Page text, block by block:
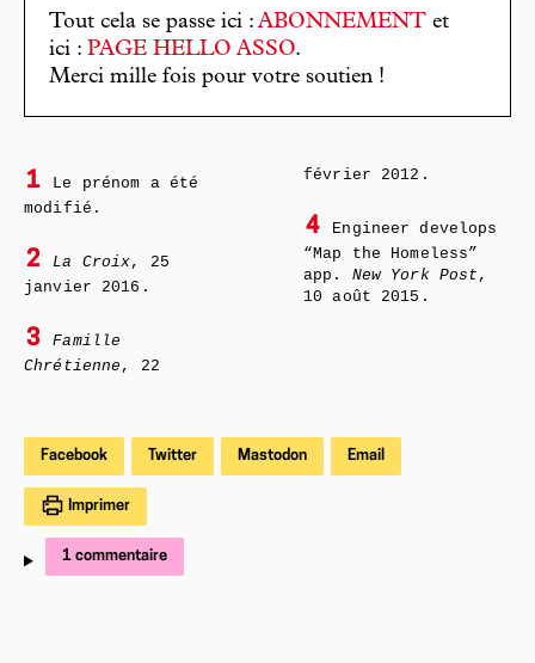
Tout cela se passe ici : ABONNEMENT et
ici : PAGE HELLO ASSO.
Merci mille fois pour votre soutien !
1
Le prénom a été
modifié.
2 La Croix, 25
janvier 2016.
3
Famille
Chrétienne , 22
février 2012.
4
Engineer develops
“Map the Homeless”
app. New York Post ,
10 août 2015.
Facebook Twitter Mastodon Email
Imprimer
1 commentaire